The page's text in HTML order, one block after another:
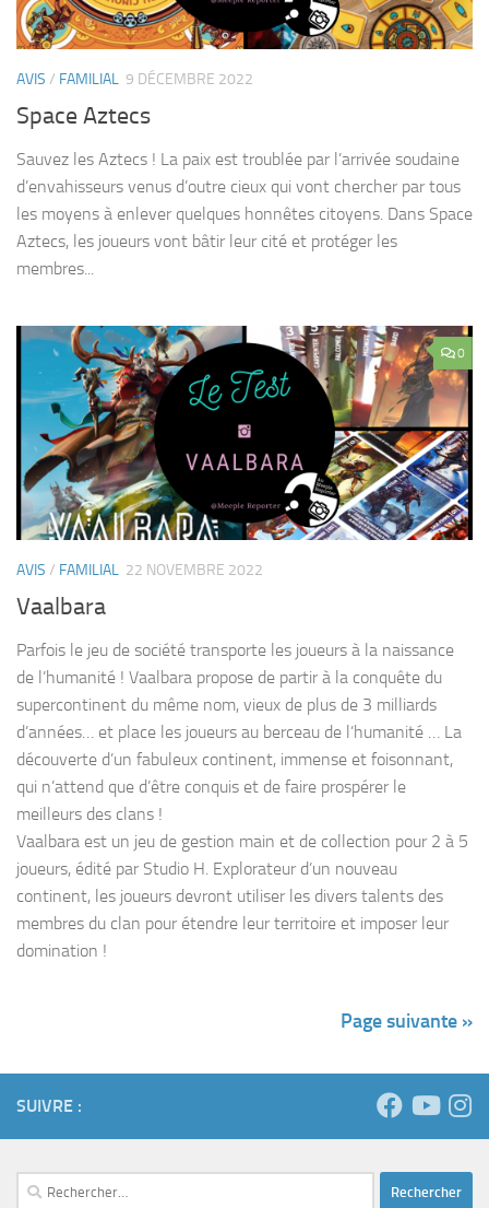
AVIS / FAMILIAL 9 DÉCEMBRE 2022
Space Aztecs
Sauvez les Aztecs ! La paix est troublée par l’arrivée soudaine
d’envahisseurs venus d’outre cieux qui vont chercher par tous
les moyens à enlever quelques honnêtes citoyens. Dans Space
Aztecs, les joueurs vont bâtir leur cité et protéger les
membres...
0
AVIS / FAMILIAL 22 NOVEMBRE 2022
Vaalbara
Parfois le jeu de société transporte les joueurs à la naissance
de l’humanité ! Vaalbara propose de partir à la conquête du
supercontinent du même nom, vieux de plus de 3 milliards
d’années… et place les joueurs au berceau de l’humanité … La
découverte d’un fabuleux continent, immense et foisonnant,
qui n’attend que d’être conquis et de faire prospérer le
meilleurs des clans !
Vaalbara est un jeu de gestion main et de collection pour 2 à 5
joueurs, édité par Studio H. Explorateur d’un nouveau
continent, les joueurs devront utiliser les divers talents des
membres du clan pour étendre leur territoire et imposer leur
domination !
Page suivante »
SUIVRE :
Rechercher :